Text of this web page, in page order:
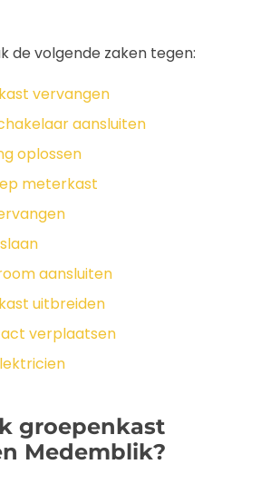
de volgende zaken tegen:
vervangen
aansluiten
oplossen
meterkast
aansluiten
uitbreiden
verplaatsen
groepenkast
Medemblik?